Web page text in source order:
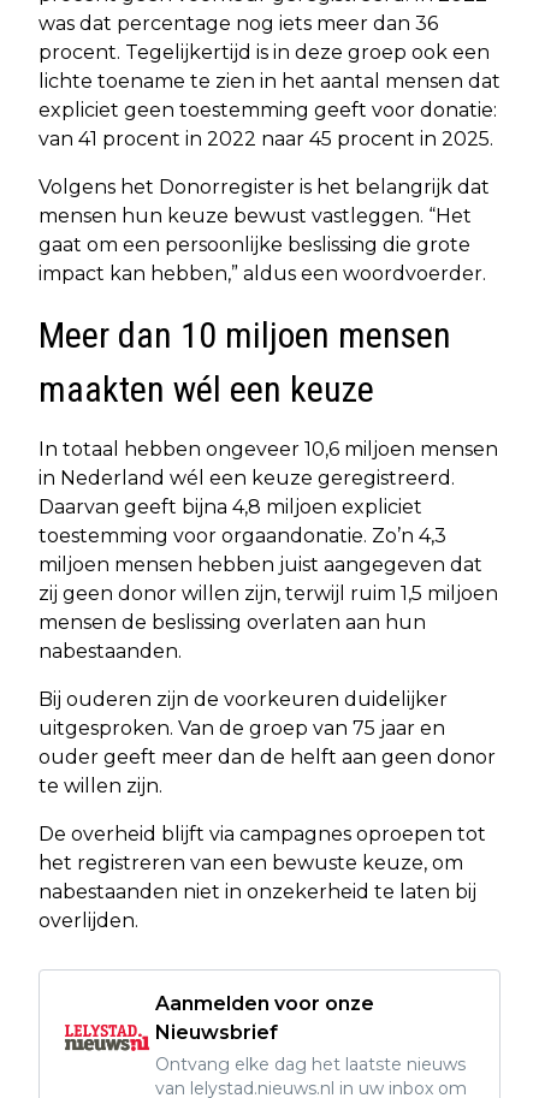
was dat percentage nog iets meer dan 36
procent. Tegelijkertijd is in deze groep ook een
lichte toename te zien in het aantal mensen dat
expliciet geen toestemming geeft voor donatie:
van 41 procent in 2022 naar 45 procent in 2025.
Volgens het Donorregister is het belangrijk dat
mensen hun keuze bewust vastleggen. “Het
gaat om een persoonlijke beslissing die grote
impact kan hebben,” aldus een woordvoerder.
Meer dan 10 miljoen mensen
maakten wél een keuze
In totaal hebben ongeveer 10,6 miljoen mensen
in Nederland wél een keuze geregistreerd.
Daarvan geeft bijna 4,8 miljoen expliciet
toestemming voor orgaandonatie. Zo’n 4,3
miljoen mensen hebben juist aangegeven dat
zij geen donor willen zijn, terwijl ruim 1,5 miljoen
mensen de beslissing overlaten aan hun
nabestaanden.
Bij ouderen zijn de voorkeuren duidelijker
uitgesproken. Van de groep van 75 jaar en
ouder geeft meer dan de helft aan geen donor
te willen zijn.
De overheid blijft via campagnes oproepen tot
het registreren van een bewuste keuze, om
nabestaanden niet in onzekerheid te laten bij
overlijden.
Aanmelden voor onze
Nieuwsbrief
Ontvang elke dag het laatste nieuws
van lelystad.nieuws.nl in uw inbox om